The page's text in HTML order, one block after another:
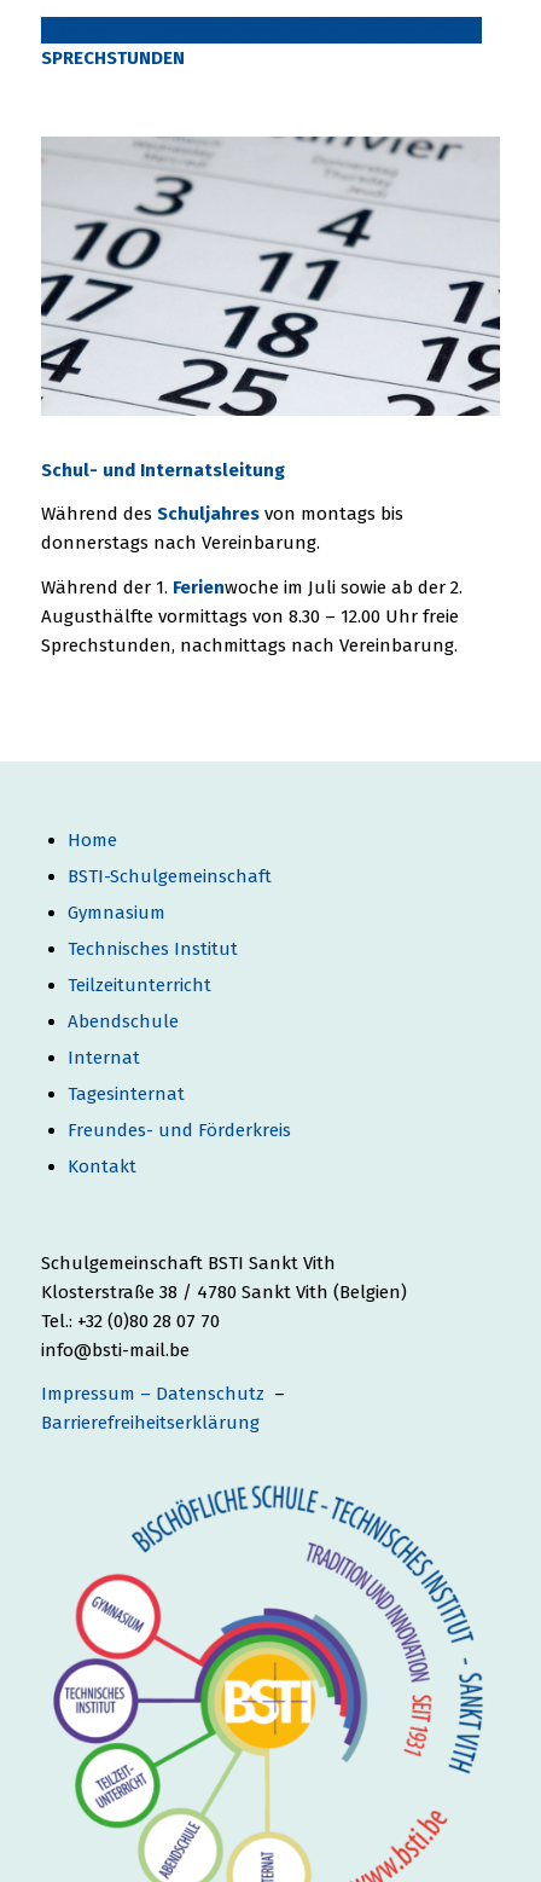
SPRECHSTUNDEN
Schul- und Internatsleitung
Während des Schuljahresvon montags bis
donnerstags nach Vereinbarung.
Während der 1. Ferienwoche im Juli sowie ab der 2.
Augusthälfte vormittags von 8.30 – 12.00 Uhr freie
Sprechstunden, nachmittags nach Vereinbarung.
Home
BSTI-Schulgemeinschaft
Gymnasium
Technisches Institut
Teilzeitunterricht
Abendschule
Internat
Tagesinternat
Freundes- und Förderkreis
Kontakt
Schulgemeinschaft BSTI Sankt Vith
Klosterstraße 38 / 4780 Sankt Vith (Belgien)
Tel.: +32 (0)80 28 07 70
info@bsti-mail.be
Impressum – Datenschutz –
Barrierefreiheitserklärung